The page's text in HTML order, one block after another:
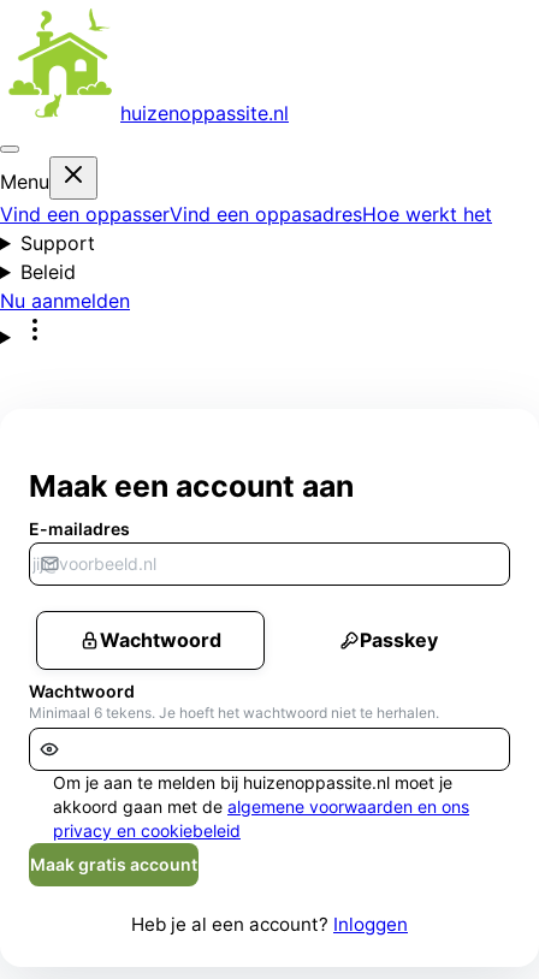
huizenoppassite.nl
Menu
Vind een oppasserVind een oppasadresHoe werkt het
Support
Beleid
Nu aanmelden
Maak een account aan
E-mailadres
Wachtwoord Passkey
Wachtwoord
Minimaal 6 tekens. Je hoeft het wachtwoord niet te herhalen.
Om je aan te melden bij huizenoppassite.nl moet je
akkoord gaan met de algemene voorwaarden en ons
privacy en cookiebeleid
Maak gratis account
Heb je al een account? Inloggen